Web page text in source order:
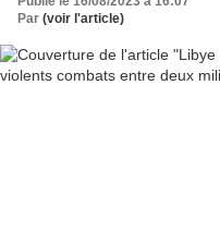
Par (voir l'article)